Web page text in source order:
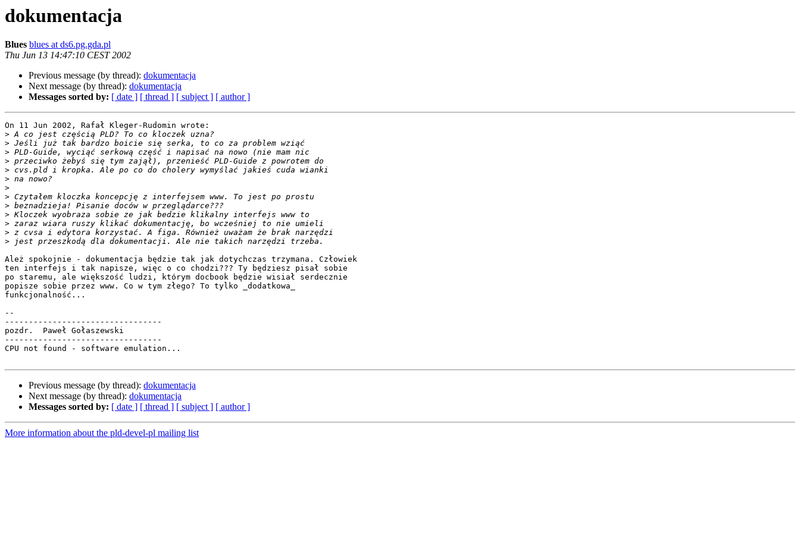
dokumentacja
Blues blues at ds6.pg.gda.pl
Thu Jun 13 14:47:10 CEST 2002
Previous message (by thread): dokumentacja
Next message (by thread): dokumentacja
Messages sorted by: [ date ] [ thread ] [ subject ] [ author ]
On 11 Jun 2002, Rafał Kleger-Rudomin wrote:
>
>
>
>
>
>
>
>
>
>
>
>
>
Ależ spokojnie - dokumentacja będzie tak jak dotychczas trzymana. Człowiek
ten interfejs i tak napisze, więc o co chodzi??? Ty będziesz pisał sobie
po staremu, ale większość ludzi, którym docbook będzie wisiał serdecznie
popisze sobie przez www. Co w tym złego? To tylko _dodatkowa_
funkcjonalność...
--
---------------------------------
pozdr.  Paweł Gołaszewski
---------------------------------
CPU not found - software emulation...
Previous message (by thread): dokumentacja
Next message (by thread): dokumentacja
Messages sorted by: [ date ] [ thread ] [ subject ] [ author ]
More information about the pld-devel-pl mailing list